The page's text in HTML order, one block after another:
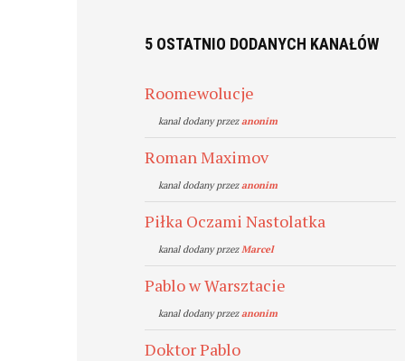
5 OSTATNIO DODANYCH KANAŁÓW
Roomewolucje
kanal dodany przezanonim
Roman Maximov
kanal dodany przezanonim
Piłka Oczami Nastolatka
kanal dodany przezMarcel
Pablo w Warsztacie
kanal dodany przezanonim
Doktor Pablo